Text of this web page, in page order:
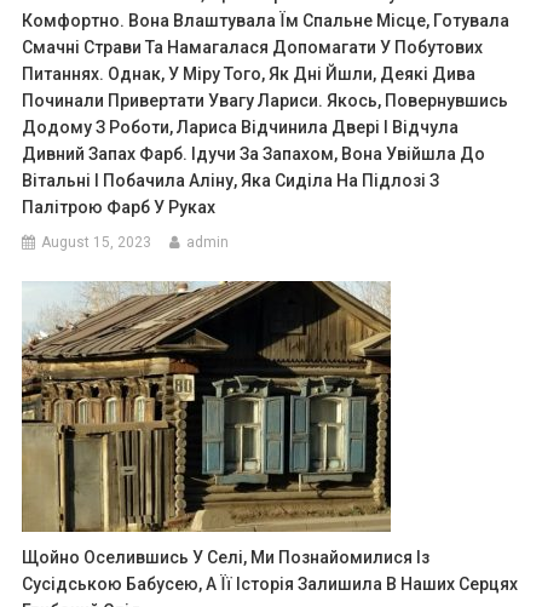
Комфортно. Вона Влаштувала Їм Спальне Місце, Готувала
Смачні Страви Та Намагалася Допомагати У Побутових
Питаннях. Однак, У Міру Того, Як Дні Йшли, Деякі Дива
Починали Привертати Увагу Лариси. Якось, Повернувшись
Додому З Роботи, Лариса Відчинила Двері І Відчула
Дивний Запах Фарб. Ідучи За Запахом, Вона Увійшла До
Вітальні І Побачила Аліну, Яка Сиділа На Підлозі З
Палітрою Фарб У Руках
August 15, 2023 admin
Щойно Оселившись У Селі, Ми Познайомилися Із
Сусідською Бабусею, А Її Історія Залишила В Наших Серцях